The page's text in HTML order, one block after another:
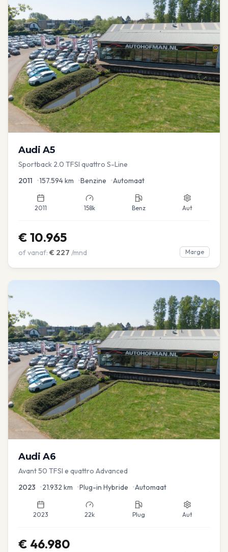
Audi A5
Sportback 2.0 TFSI quattro S-Line
2011 •157.594km •Benzine •Automaat
2011 158k Benz Aut
€ 10.965
of vanaf: € 227 /mnd Marge
Audi A6
Avant 50 TFSI e quattro Advanced
2023 •21.932 km •Plug-in Hybride •Automaat
2023 22k Plug Aut
€ 46.980